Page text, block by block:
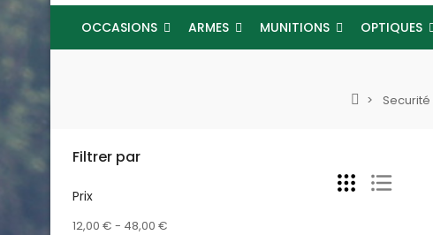
OCCASIONS ARMES MUNITIONS OPTIQUES
Filtrer par
Prix
12,00 € - 48,00 €